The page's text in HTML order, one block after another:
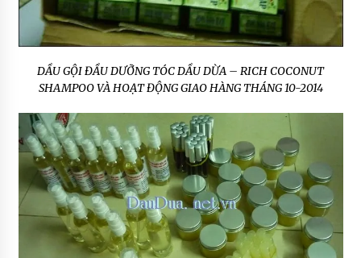
DẦU GỘI ĐẦU DƯỠNG TÓC DẦU DỪA – RICH COCONUT
SHAMPOO VÀ HOẠT ĐỘNG GIAO HÀNG THÁNG 10-2014